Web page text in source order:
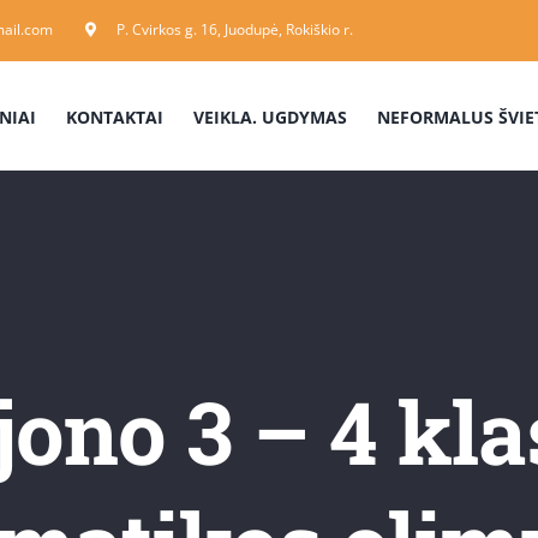
P. Cvirkos g. 16, Juodupė, Rokiškio r.
KONTAKTAI VEIKLA. UGDYMAS NEFORMALUS
3 – 4